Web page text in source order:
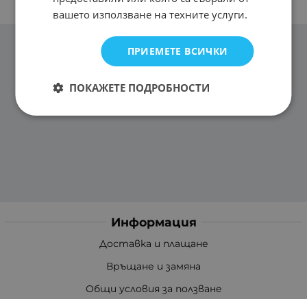
Информация
Доставка и плащане
Връщане и замяна
Общи условия за ползване
вашето използване на техните услуги.
ПРИЕМЕТЕ ВСИЧКИ
ПОКАЖЕТЕ ПОДРОБНОСТИ